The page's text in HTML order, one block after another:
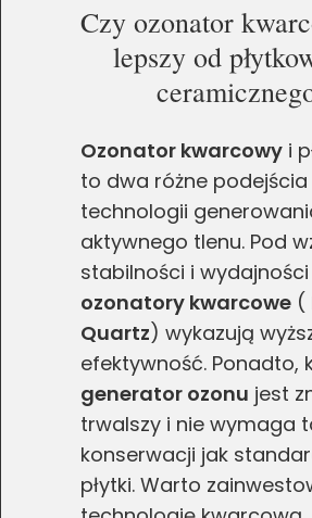
Czy ozonator
lepszy od
Ozonator kwarcowy i
to dwa różne
technologii
aktywnego tlenu. Pod
stabilności i wydajności
ozonatory kwarcowe (
Quartz) wykazują
efektywność. Ponadto,
generator ozonu jest
trwalszy i nie wymaga
konserwacji jak
płytki. Warto